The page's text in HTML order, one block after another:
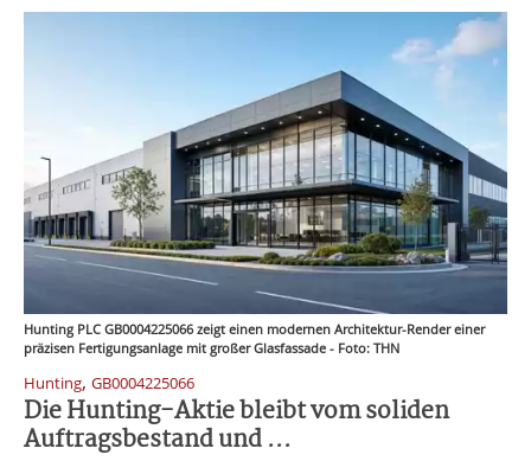
Hunting PLC GB0004225066 zeigt einen modernen Architektur-Render einer
präzisen Fertigungsanlage mit großer Glasfassade - Foto: THN
Hunting, GB0004225066
Die Hunting-Aktie bleibt vom soliden
Auftragsbestand und ...